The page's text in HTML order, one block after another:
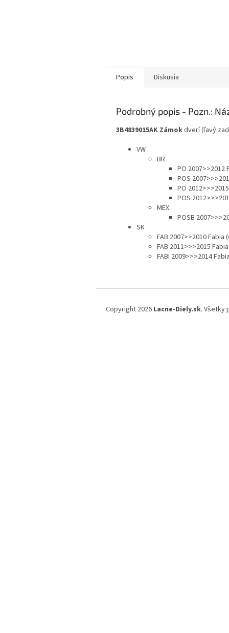
Popis Diskusia
Podrobný popis
3B4839015AK Zámokdverí (ľavý
VW
BR
PO 2007>>2012
POS
PO
POS
MEX
POSB
SK
FAB 2007>>2010
FAB 2011>>>2015
FABI 2009>>>2014
Copyright 2026 Lacne-Diely.sk. Všetky